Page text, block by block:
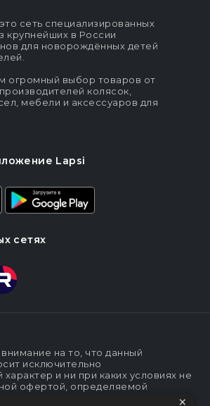
сеть специализированных
крупнейших в России
для новорождённых детей
огромный выбор товаров от
колясок,
мебели и аксессуаров для
Lapsi
сетях
на то, что данный
исключительно
и ни при каких условиях не
офертой, определяемой
п. 2 ст. 437 Гражданского кодекса